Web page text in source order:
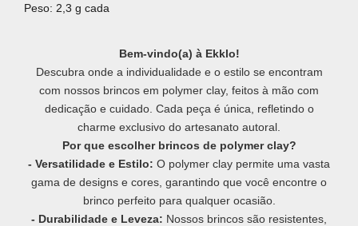
Peso: 2,3 g cada
Bem-vindo(a) à Ekklo!
Descubra onde a individualidade e o estilo se encontram
com nossos brincos em polymer clay, feitos à mão com
dedicação e cuidado. Cada peça é única, refletindo o
charme exclusivo do artesanato autoral.
Por que escolher brincos de polymer clay?
- Versatilidade e Estilo: O polymer clay permite uma vasta
gama de designs e cores, garantindo que você encontre o
brinco perfeito para qualquer ocasião.
- Durabilidade e Leveza: Nossos brincos são resistentes,